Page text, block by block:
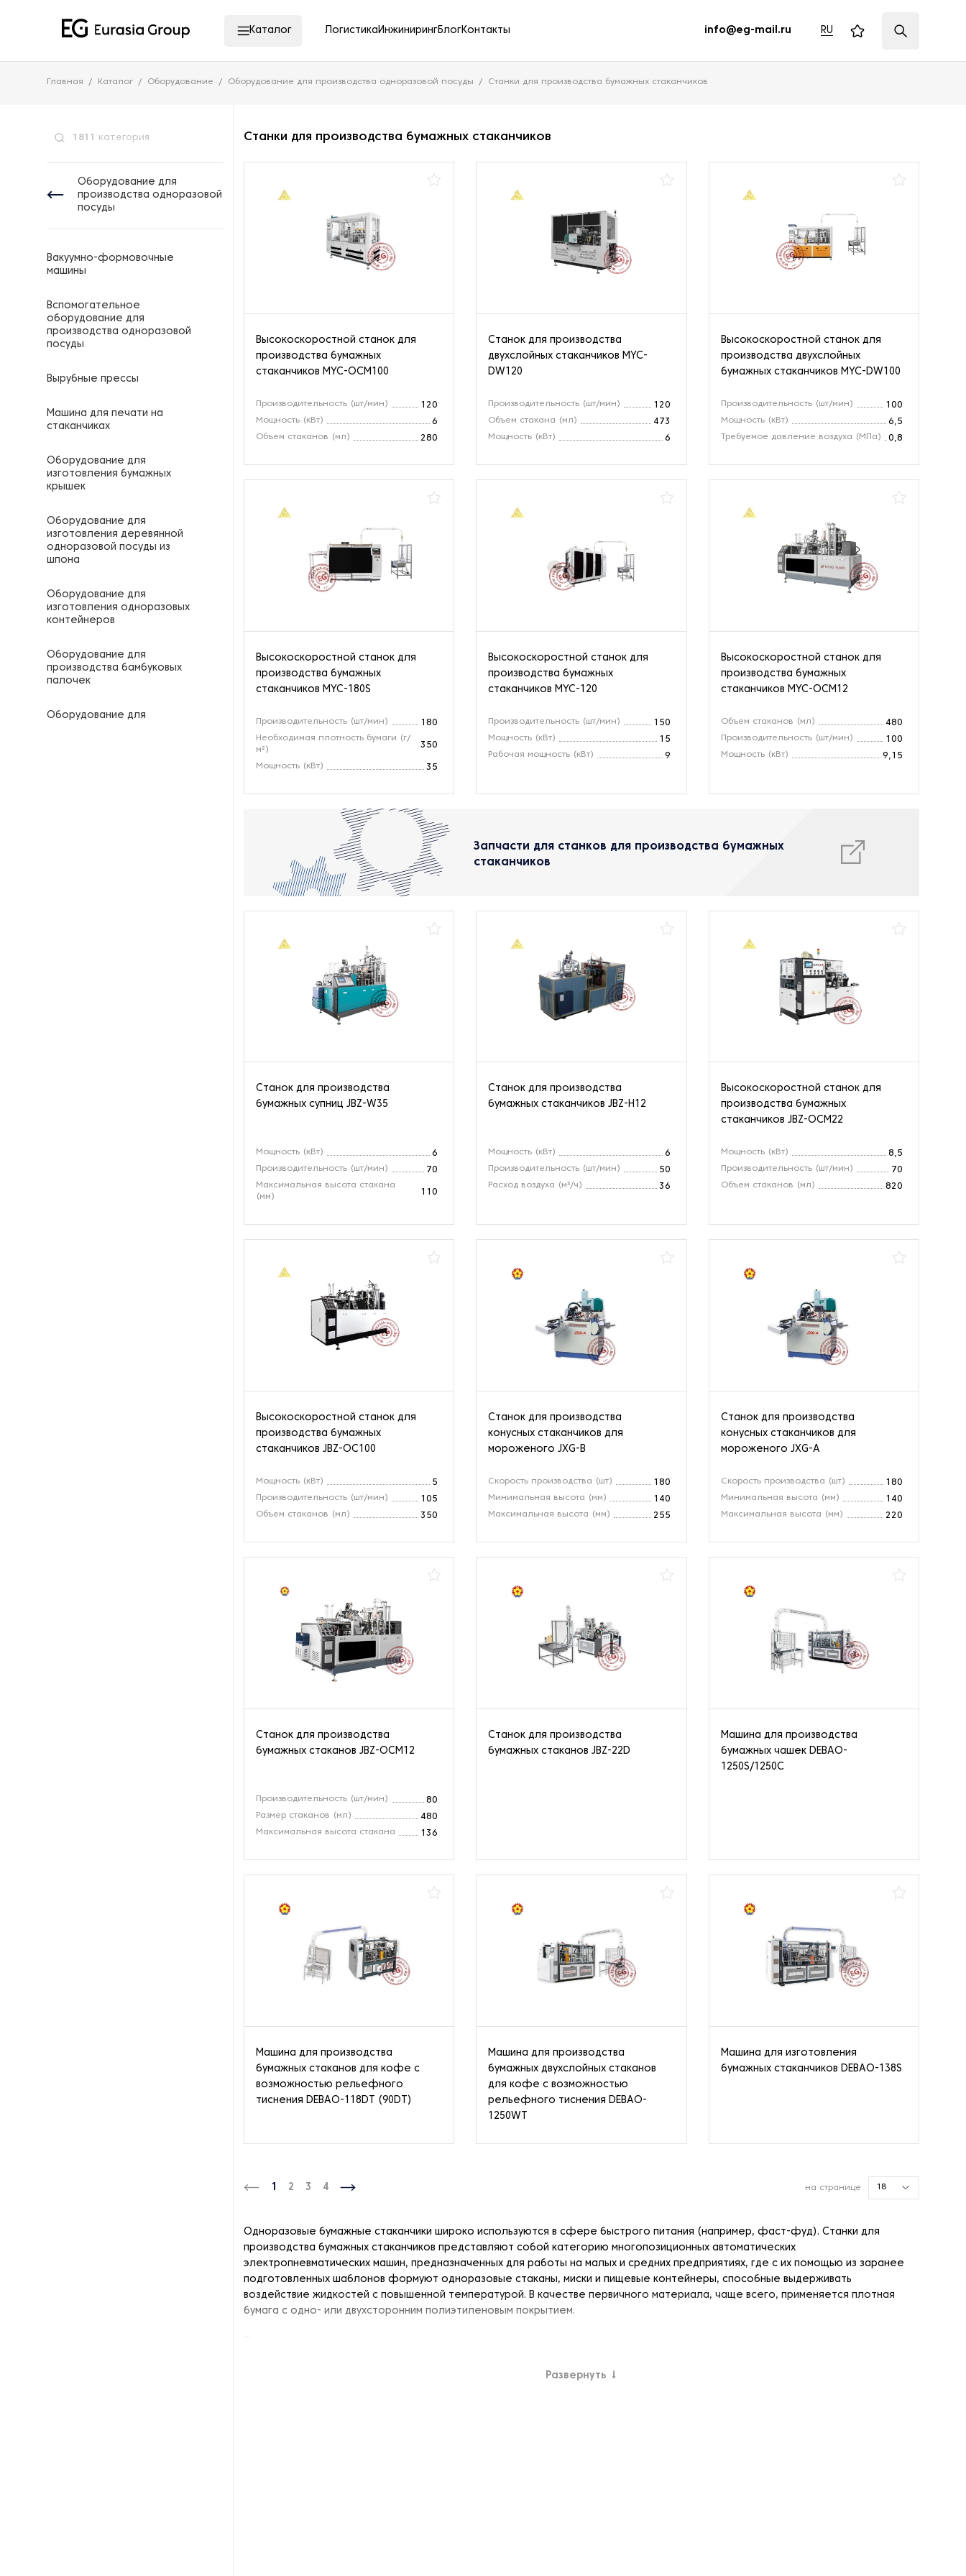
Каталог Логистика ИнжинирингБлогКонтакты info@eg-mail.ru RU
Главная Каталог Оборудование Оборудование для производства одноразовой посуды Станки для производства бумажных стаканчиков
1811 категория
Оборудование для
производства одноразовой
посуды
Вакуумно-формовочные
машины
Вспомогательное
оборудование для
производства одноразовой
посуды
Вырубные прессы
Машина для печати на
стаканчиках
Оборудование для
изготовления бумажных
крышек
Оборудование для
изготовления деревянной
одноразовой посуды из
шпона
Оборудование для
изготовления одноразовых
контейнеров
Оборудование для
производства бамбуковых
палочек
Оборудование для
Станки для производства бумажных стаканчиков
Высокоскоростной станок для
производства бумажных
стаканчиков MYC-OCM100
Производительность (шт/мин)
120
Мощность (кВт)
6
Объем стаканов (мл)
280
Станок для производства
двухслойных стаканчиков MYC-
DW120
Производительность (шт/мин)
120
Объем стакана (мл)
473
Мощность (кВт)
6
Высокоскоростной станок для
производства двухслойных
бумажных стаканчиков MYC-DW100
Производительность (шт/мин)
100
Мощность (кВт)
6,5
Требуемое давление воздуха (МПа)
0,8
Высокоскоростной станок для
производства бумажных
стаканчиков MYC-180S
Производительность (шт/мин)
180
Необходимая плотность бумаги (г/
м²)
350
Мощность (кВт) 35
Высокоскоростной станок для
производства бумажных
стаканчиков MYC-120
Производительность (шт/мин)
150
Мощность (кВт)
15
Рабочая мощность (кВт)
9
Высокоскоростной станок для
производства бумажных
стаканчиков MYC-OCM12
Объем стаканов (мл)
480
Производительность (шт/мин)
100
Мощность (кВт)
9,15
Запчасти для станков для производства бумажных
стаканчиков
Станок для производства
бумажных супниц JBZ-W35
Мощность (кВт)
6
Производительность (шт/мин)
70
Максимальная высота стакана
(мм)
110
Станок для производства
бумажных стаканчиков JBZ-H12
Мощность (кВт)
6
Производительность (шт/мин)
50
Расход воздуха (м³/ч)
36
Высокоскоростной станок для
производства бумажных
стаканчиков JBZ-OCM22
Мощность (кВт)
8,5
Производительность (шт/мин)
70
Объем стаканов (мл)
820
Высокоскоростной станок для
производства бумажных
стаканчиков JBZ-OC100
Мощность (кВт)
5
Производительность (шт/мин)
105
Объем стаканов (мл)
350
Станок для производства
конусных стаканчиков для
мороженого JXG-B
Скорость производства (шт)
180
Минимальная высота (мм)
140
Максимальная высота (мм)
255
Станок для производства
конусных стаканчиков для
мороженого JXG-A
Скорость производства (шт)
180
Минимальная высота (мм)
140
Максимальная высота (мм)
220
Станок для производства
бумажных стаканов JBZ-OCM12
Производительность (шт/мин)
80
Размер стаканов (мл)
480
Максимальная высота стакана
136
Станок для производства
бумажных стаканов JBZ-22D
Машина для производства
бумажных чашек DEBAO-
1250S/1250C
Машина для производства
бумажных стаканов для кофе с
возможностью рельефного
тиснения DEBAO-118DT (90DT)
Машина для производства
бумажных двухслойных стаканов
для кофе с возможностью
рельефного тиснения DEBAO-
1250WT
Машина для изготовления
бумажных стаканчиков DEBAO-138S
1 2 3 4 на странице 18
Одноразовые бумажные стаканчики широко используются в сфере быстрого питания (например, фаст-фуд). Станки для
производства бумажных стаканчиков представляют собой категорию многопозиционных автоматических
электропневматических машин, предназначенных для работы на малых и средних предприятиях, где с их помощью из заранее
подготовленных шаблонов формуют одноразовые стаканы, миски и пищевые контейнеры, способные выдерживать
воздействие жидкостей с повышенной температурой. В качестве первичного материала, чаще всего, применяется плотная
бумага с одно- или двухсторонним полиэтиленовым покрытием.
Развернуть ↓